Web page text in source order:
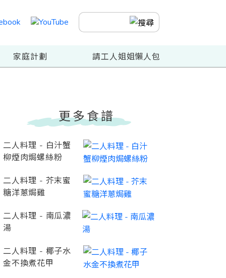
家庭計劃 請工人姐姐懶人包
更多食譜
二人料理 - 白汁蟹
柳煙肉焗螺絲粉
二人料理 - 芥末蜜
糖洋蔥焗雞
二人料理 - 南瓜濃
湯
二人料理 - 椰子水
金不換煮花甲